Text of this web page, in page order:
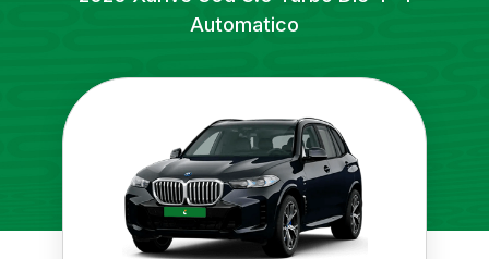
Automatico